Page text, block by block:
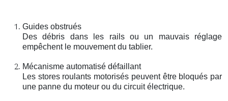
Guides obstrués
Des débris dans les rails ou un mauvais réglage
empêchent le mouvement du tablier.
Mécanisme automatisé défaillant
Les stores roulants motorisés peuvent être bloqués par
une panne du moteur ou du circuit électrique.